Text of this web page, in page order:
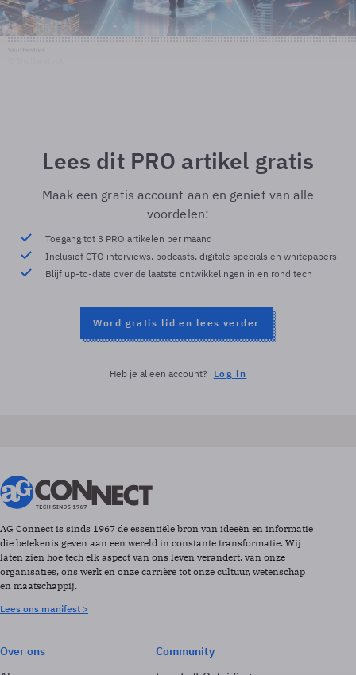
Lees dit PRO artikel gratis
Maak een gratis account aan en geniet van alle
voordelen:
Toegang tot 3 PRO artikelen per maand
Inclusief CTO interviews, podcasts, digitale specials en whitepapers
Blijf up-to-date over de laatste ontwikkelingen in en rond tech
Word gratis lid en lees verder
Heb je al een account? Log in
AG Connect is sinds 1967 de essentiële bron van ideeën en informatie
die betekenis geven aan een wereld in constante transformatie. Wij
laten zien hoe tech elk aspect van ons leven verandert, van onze
organisaties, ons werk en onze carrière tot onze cultuur, wetenschap
en maatschappij.
Lees ons manifest >
Over ons
Community